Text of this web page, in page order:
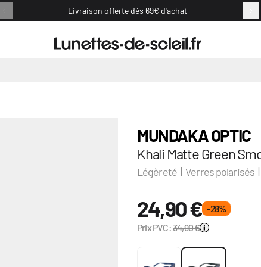
Livraison offerte dès 69€ d'achat
MUNDAKA OPTIC
Khali Matte Green
Légèreté | Verres polarisés
24,90 € - 28 %
Prix PVC:34,90 €